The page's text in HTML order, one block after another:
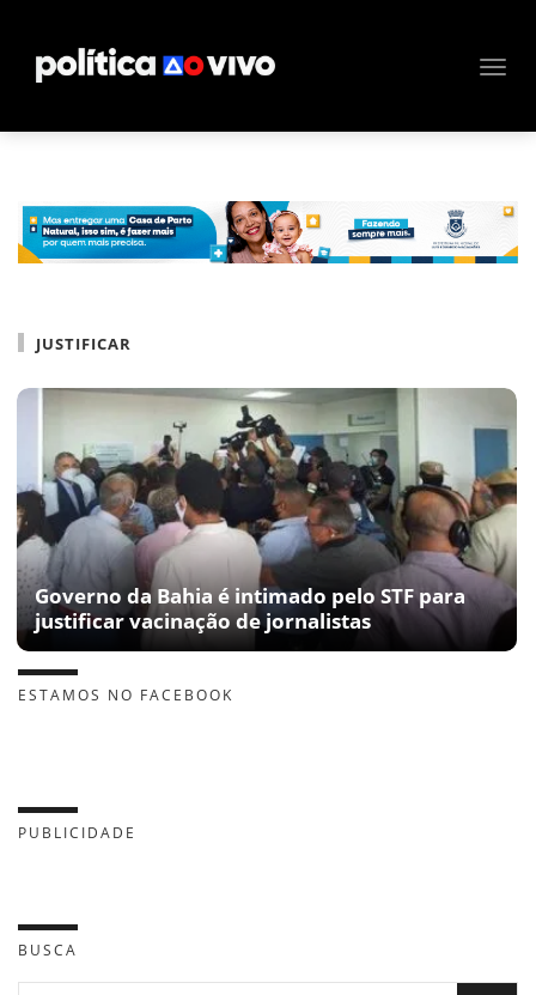
JUSTIFICAR
Governo da Bahia é intimado pelo STF para
justificar vacinação de jornalistas
ESTAMOS NO FACEBOOK
PUBLICIDADE
BUSCA